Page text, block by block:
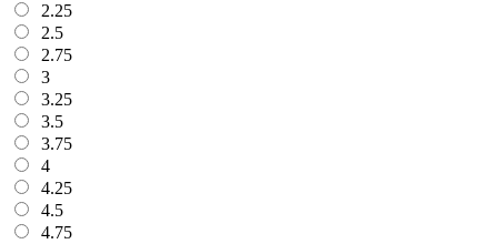
2.25
2.5
2.75
3
3.25
3.5
3.75
4
4.25
4.5
4.75